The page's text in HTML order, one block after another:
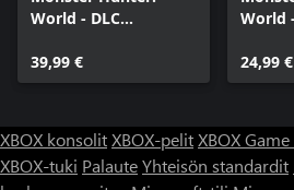
World - DLC
39,99 €
World
24,99 €
XBOX konsolitXBOX-pelitXBOX Game
XBOX-tuki PalauteYhteisön standardit